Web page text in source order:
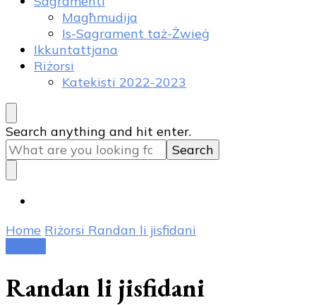
Magħmudija
Is-Sagrament taż-Żwieġ
Ikkuntattjana
Riżorsi
Katekisti 2022-2023
Looking
for
Something?
Search anything and hit enter.
Home Riżorsi Randan li jisfidani
Randan li jisfidani